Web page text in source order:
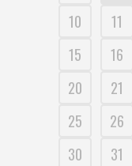
10
11
15
16
20
21
25
26
30
31